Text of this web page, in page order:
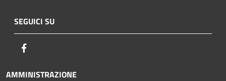
SEGUICI SU
AMMINISTRAZIONE